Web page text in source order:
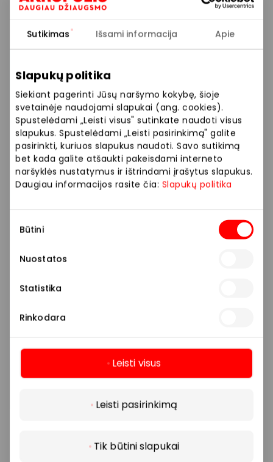
Sutikimas Išsami informacija Apie
Slapukų politika
Siekiant pagerinti Jūsų naršymo kokybę, šioje
svetainėje naudojami slapukai (ang. cookies).
Spustelėdami „Leisti visus" sutinkate naudoti visus
slapukus. Spustelėdami „Leisti pasirinkimą" galite
pasirinkti, kuriuos slapukus naudoti. Savo sutikimą
bet kada galite atšaukti pakeisdami interneto
naršyklės nustatymus ir ištrindami įrašytus slapukus.
Daugiau informacijos rasite čia: Slapukų politika
pasirinkimas
Būtini
Nuostatos
Statistika
Rinkodara
Leisti visus
Leisti pasirinkimą
Tik būtini slapukai
Daugiau